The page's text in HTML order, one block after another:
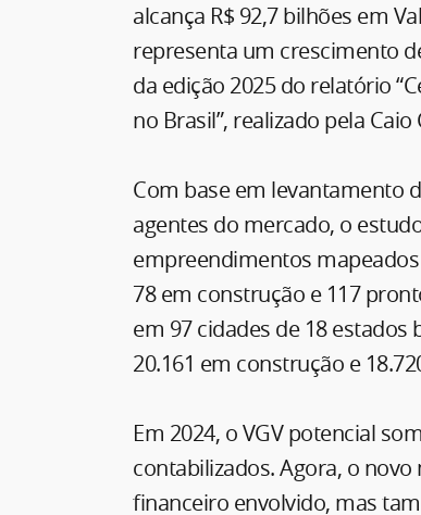
alcança R$ 92,7 bilhões em
representa um crescimento
da edição 2025 do relatório
no Brasil”, realizado pela
Com base em levantamento
agentes do mercado, o
empreendimentos
78 em construção e 117
em 97 cidades de 18 estados
20.161 em construção e
Em 2024, o VGV potencial
contabilizados. Agora, o
financeiro envolvido, mas